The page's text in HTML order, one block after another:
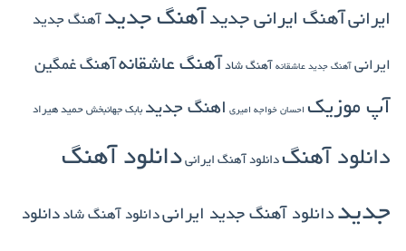
ایرانی آهنگ ایرانی جدید آهنگ جدید آهنگ جدید
ایرانی آهنگ جدید عاشقانه آهنگ شاد آهنگ عاشقانه آهنگ غمگین
آپ موزیک احسان خواجه امیری اهنگ جدید بابک جهانبخش حمید هیراد
دانلود آهنگ دانلود آهنگ ایرانی دانلود آهنگ
جدید دانلود آهنگ جدید ایرانیدانلود آهنگ شاد دانلود